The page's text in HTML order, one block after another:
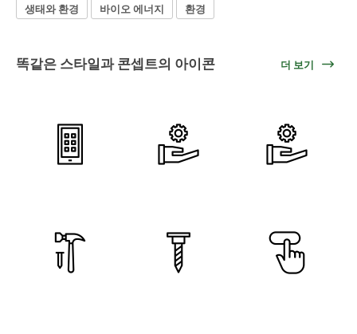
생태와 환경
바이오 에너지 환경
똑같은 스타일과 콘셉트의 아이콘 더 보기